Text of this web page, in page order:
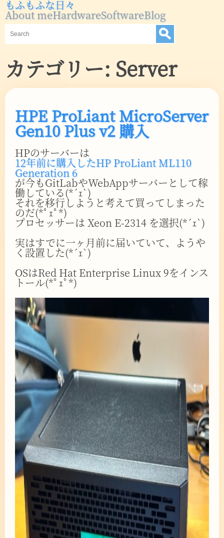
もふもふな日々
About meHardwareSoftwareBlog
カテゴリー: Server
HPE ProLiant MicroServer
Gen10 Plus v2 購入
HPのサーバーは
12年前に購入したHP ProLiant ML110
Generation 6
が今もGitLabやWebAppサーバーとして稼
働している(*´ｪ`)
それを移行しようと考えて買ってしまった
のだ(*ﾟｪﾟ*)
プロセッサーは Xeon E-2314 を選択(*´ｪ`)
実はすでに一ヶ月前に届いていて、ようや
く設置した(*´ｪ`)
OSはRed Hat Enterprise Linux 9をインス
トール(*ﾟｪﾟ*)